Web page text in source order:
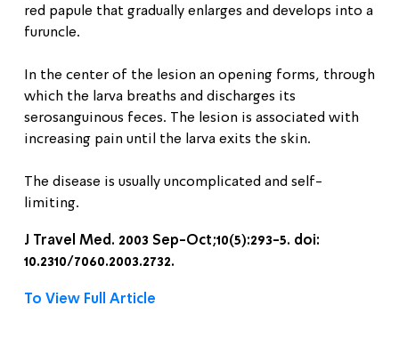
red papule that gradually enlarges and develops into a
furuncle.
In the center of the lesion an opening forms, through
which the larva breaths and discharges its
serosanguinous feces. The lesion is associated with
increasing pain until the larva exits the skin.
The disease is usually uncomplicated and self-
limiting.
J Travel Med. 2003 Sep-Oct;10(5):293-5. doi:
10.2310/7060.2003.2732.
To View Full Article